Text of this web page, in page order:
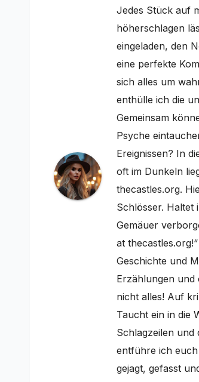
Jedes Stück auf
höherschlagen
eingeladen, den
eine perfekte
sich alles um
enthülle ich die
Gemeinsam
Psyche
Ereignissen? In
oft im Dunkeln
thecastles.org.
Schlösser. Haltet
Gemäuer
at
Geschichte und
Erzählungen und
nicht alles! Auf
Taucht ein in die
Schlagzeilen und
entführe ich
gejagt, gefasst